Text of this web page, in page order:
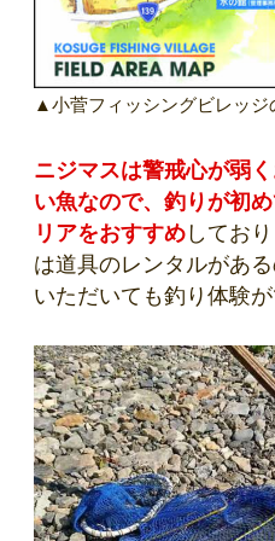
▲小菅フィッシングビレッ
ニジマスは警戒心が弱
い魚なので、釣りが初
リアをおすすめ してお
は道具のレンタルがあ
いただいても釣り体験が